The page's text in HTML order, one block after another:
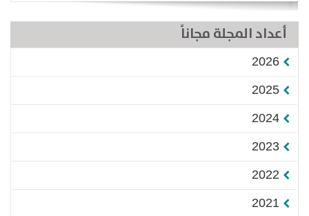
أعداد المجلة مجاناً
2026
2025
2024
2023
2022
2021